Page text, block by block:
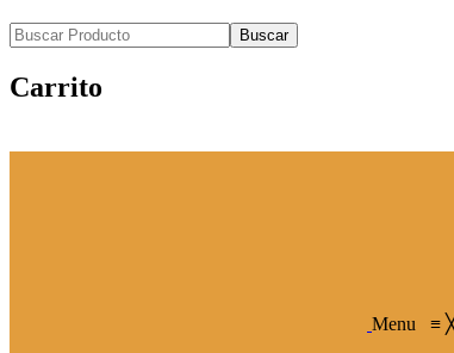
Buscar
Carrito
Menu ≡